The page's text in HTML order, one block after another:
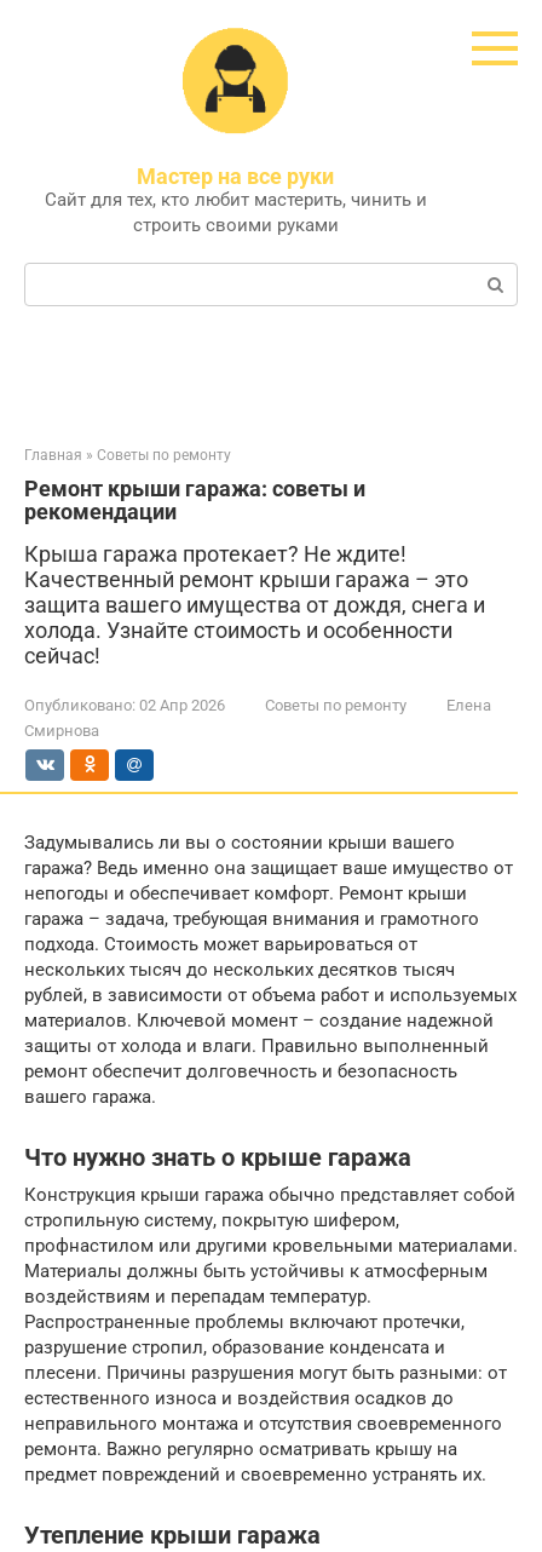
Мастер на все руки
Сайт для тех, кто любит мастерить, чинить и
строить своими руками
Поиск:
Главная » Советы по ремонту
Ремонт крыши гаража: советы и
рекомендации
Крыша гаража протекает? Не ждите!
Качественный ремонт крыши гаража – это
защита вашего имущества от дождя, снега и
холода. Узнайте стоимость и особенности
сейчас!
Опубликовано: 02 Апр 2026 Советы по ремонту
Елена
Смирнова
Задумывались ли вы о состоянии крыши вашего
гаража? Ведь именно она защищает ваше имущество от
непогоды и обеспечивает комфорт. Ремонт крыши
гаража – задача, требующая внимания и грамотного
подхода. Стоимость может варьироваться от
нескольких тысяч до нескольких десятков тысяч
рублей, в зависимости от объема работ и используемых
материалов. Ключевой момент – создание надежной
защиты от холода и влаги. Правильно выполненный
ремонт обеспечит долговечность и безопасность
вашего гаража.
Что нужно знать о крыше гаража
Конструкция крыши гаража обычно представляет собой
стропильную систему, покрытую шифером,
профнастилом или другими кровельными материалами.
Материалы должны быть устойчивы к атмосферным
воздействиям и перепадам температур.
Распространенные проблемы включают протечки,
разрушение стропил, образование конденсата и
плесени. Причины разрушения могут быть разными: от
естественного износа и воздействия осадков до
неправильного монтажа и отсутствия своевременного
ремонта. Важно регулярно осматривать крышу на
предмет повреждений и своевременно устранять их.
Утепление крыши гаража